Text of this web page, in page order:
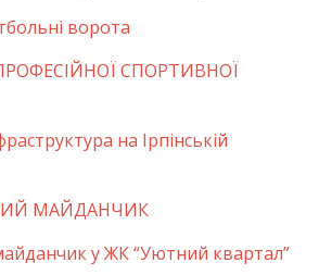
ворота
СПОРТИВНОЇ
на Ірпінській
МАЙДАНЧИК
у ЖК “Уютний квартал”